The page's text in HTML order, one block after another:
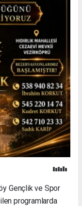
Gençlik ve Spor
programlarda